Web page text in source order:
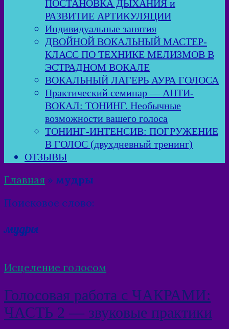
ПОСТАНОВКА ДЫХАНИЯ и
РАЗВИТИЕ АРТИКУЛЯЦИИ
Индивидуальные занятия
ДВОЙНОЙ ВОКАЛЬНЫЙ МАСТЕР-
КЛАСС ПО ТЕХНИКЕ МЕЛИЗМОВ В
ЭСТРАДНОМ ВОКАЛЕ
ВОКАЛЬНЫЙ ЛАГЕРЬ АУРА ГОЛОСА
Практический семинар — АНТИ-
ВОКАЛ: ТОНИНГ. Необычные
возможности вашего голоса
ТОНИНГ-ИНТЕНСИВ: ПОГРУЖЕНИЕ
В ГОЛОС (двухдневный тренинг)
ОТЗЫВЫ
Главная » мудры
Поисковое слово:
мудры
Исцеление голосом
Голосовая работа с ЧАКРАМИ:
ЧАСТЬ 2 — звуковые практики